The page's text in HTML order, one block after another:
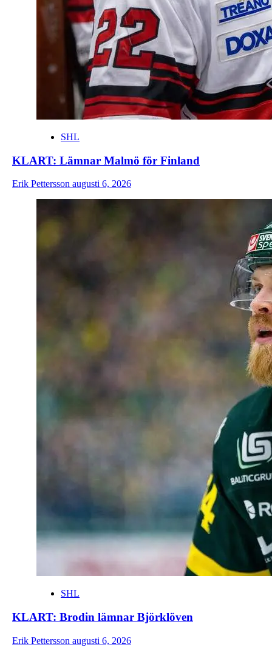
SHL
KLART: Lämnar Malmö för Finland
Erik Pettersson augusti 6, 2026
SHL
KLART: Brodin lämnar Björklöven
Erik Pettersson augusti 6, 2026